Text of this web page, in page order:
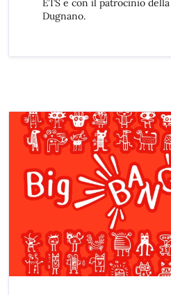
ETS e con il patrocinio
Dugnano.